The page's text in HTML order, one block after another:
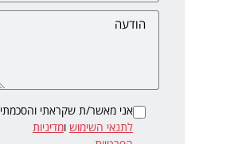
אני מאשר/ת שקראתי והסכמתי
לתנאי השימוש ומדיניות